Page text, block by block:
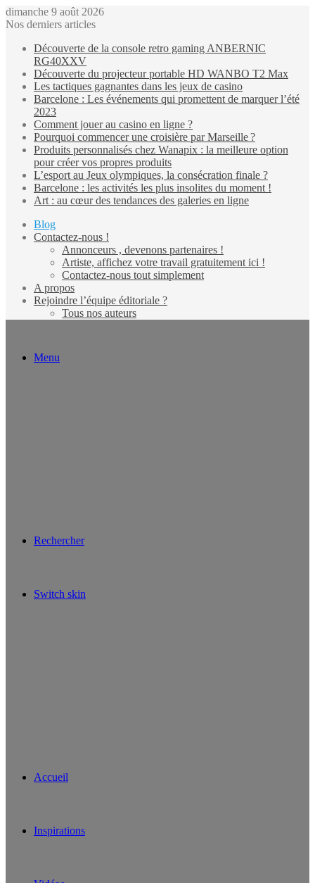
dimanche 9 août 2026
Nos derniers articles
Découverte de la console retro gaming ANBERNIC
RG40XXV
Découverte du projecteur portable HD WANBO T2 Max
Les tactiques gagnantes dans les jeux de casino
Barcelone : Les événements qui promettent de marquer l’été
2023
Comment jouer au casino en ligne ?
Pourquoi commencer une croisière par Marseille ?
Produits personnalisés chez Wanapix : la meilleure option
pour créer vos propres produits
L’esport au Jeux olympiques, la consécration finale ?
Barcelone : les activités les plus insolites du moment !
Art : au cœur des tendances des galeries en ligne
Blog
Contactez-nous !
Annonceurs , devenons partenaires !
Artiste, affichez votre travail gratuitement ici !
Contactez-nous tout simplement
A propos
Rejoindre l’équipe éditoriale ?
Tous nos auteurs
Menu
Rechercher
Switch skin
Accueil
Inspirations